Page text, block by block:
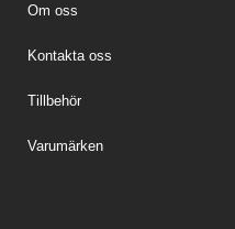
Om oss
Kontakta oss
Tillbehör
Varumärken